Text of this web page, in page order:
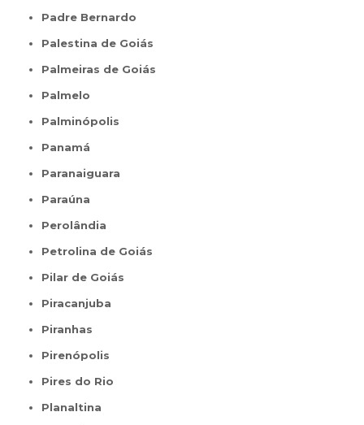
Padre Bernardo
Palestina de Goiás
Palmeiras de Goiás
Palmelo
Palminópolis
Panamá
Paranaiguara
Paraúna
Perolândia
Petrolina de Goiás
Pilar de Goiás
Piracanjuba
Piranhas
Pirenópolis
Pires do Rio
Planaltina